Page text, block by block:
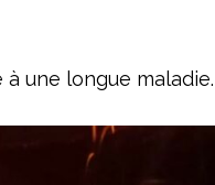
une longue maladie.